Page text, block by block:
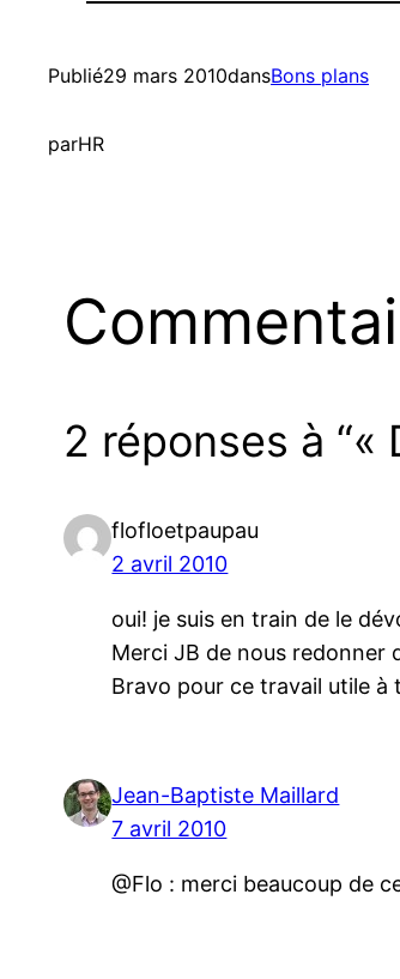
Publié29 mars 2010dansBons plans
parHR
2 réponses à
flofloetpaupau
2 avril 2010
oui! je suis en train de le
Merci JB de nous redonner
Bravo pour ce travail utile à
Jean-Baptiste Maillard
7 avril 2010
@Flo : merci beaucoup de